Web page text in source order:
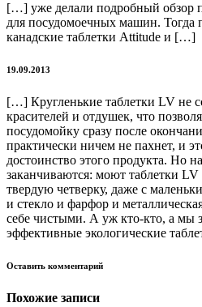
[…] уже делали подробный обзор
для посудомоечных машин. Тогда
канадские таблетки Attitude и […]
19.09.2013
[…] Кругленькие таблетки LV не
красителей и отдушек, что
посудомойку сразу после
практически ничем не пахнет, и
достоинство этого продукта. Но
заканчиваются: моют таблетки
твердую четверку, даже с
и стекло и фарфор и
себе чистыми. А уж кто-кто, а мы
эффективные экологические
Оставить комментарий
Похожие записи